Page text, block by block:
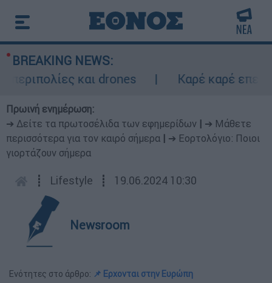
BREAKING NEWS:
και drones
Καρέ καρέ
Πρωινή ενημέρωση:
➔ Δείτε τα πρωτοσέλιδα των εφημερίδων
➔ Μάθετε
περισσότερα για τον καιρό σήμερα
➔ Εορτολόγιο: Ποιοι
γιορτάζουν σήμερα
┋ Lifestyle ┋ 19.06.2024 10:30
Newsroom
Ενότητες στο άρθρο: 📌 Ερχονται στην Ευρώπη